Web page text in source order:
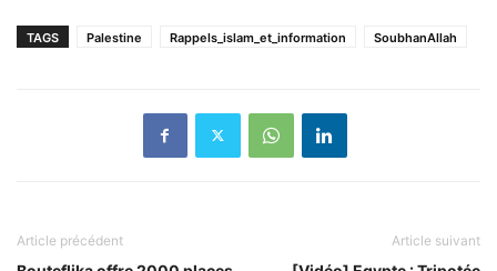
TAGS Palestine Rappels_islam_et_information SoubhanAllah
Article précédent Article suivant